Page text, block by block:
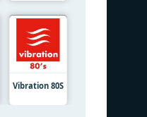
Vibration 80S